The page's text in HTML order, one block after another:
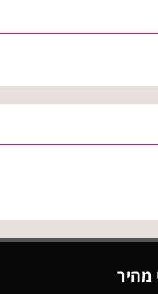
מהיר